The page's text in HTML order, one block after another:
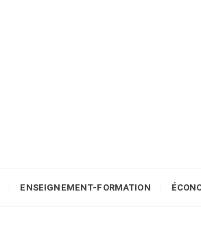
ENSEIGNEMENT-FORMATION